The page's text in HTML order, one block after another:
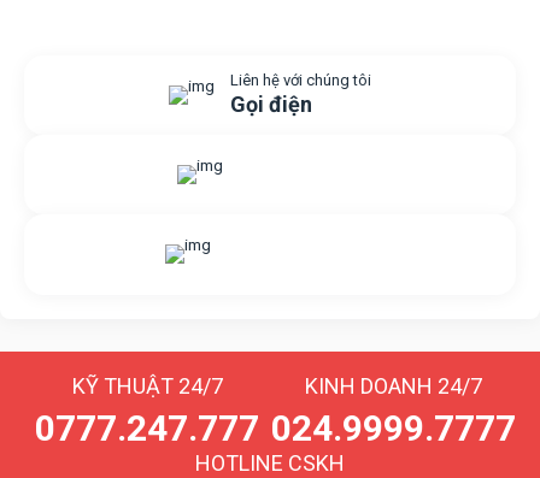
Liên hệ với chúng tôi
Gọi điện
KỸ THUẬT 24/7
0777.247.777
KINH DOANH 24/7
024.9999.7777
HOTLINE CSKH